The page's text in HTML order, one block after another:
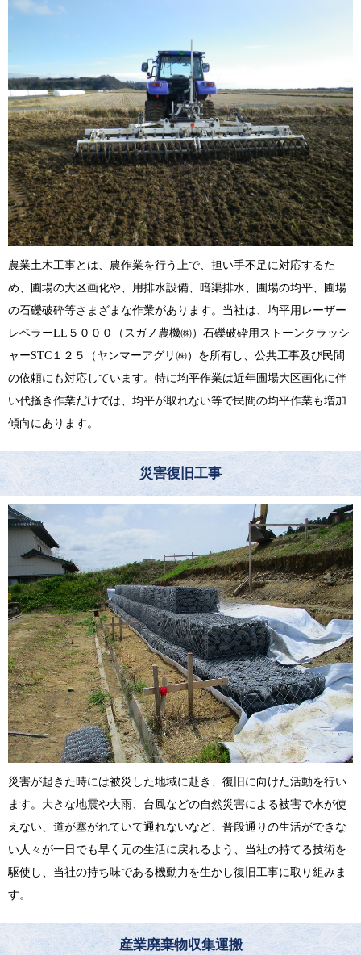
農業土木工事とは、農作業を行う上で、担い手不足に対応するた
め、圃場の大区画化や、用排水設備、暗渠排水、圃場の均平、圃場
の石礫破砕等さまざまな作業があります。当社は、均平用レーザー
レベラーLL５０００（スガノ農機㈱）石礫破砕用ストーンクラッシ
ャーSTC１２５（ヤンマーアグリ㈱）を所有し、公共工事及び民間
の依頼にも対応しています。特に均平作業は近年圃場大区画化に伴
い代掻き作業だけでは、均平が取れない等で民間の均平作業も増加
傾向にあります。
災害復旧工事
災害が起きた時には被災した地域に赴き、復旧に向けた活動を行い
ます。大きな地震や大雨、台風などの自然災害による被害で水が使
えない、道が塞がれていて通れないなど、普段通りの生活ができな
い人々が一日でも早く元の生活に戻れるよう、当社の持てる技術を
駆使し、当社の持ち味である機動力を生かし復旧工事に取り組みま
す。
産業廃棄物収集運搬